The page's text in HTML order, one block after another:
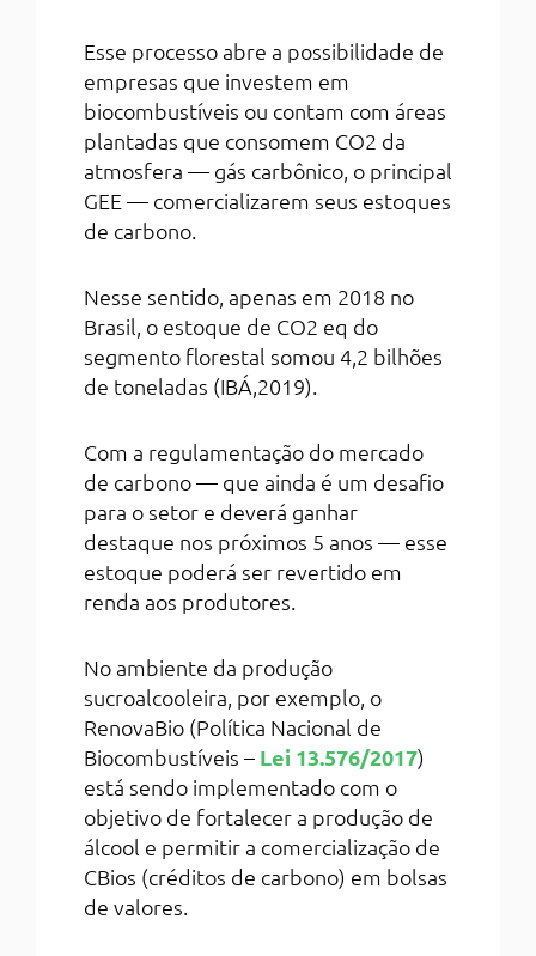
Esse processo abre a possibilidade de
empresas que investem em
biocombustíveis ou contam com áreas
plantadas que consomem CO2 da
atmosfera — gás carbônico, o principal
GEE — comercializarem seus estoques
de carbono.
Nesse sentido, apenas em 2018 no
Brasil, o estoque de CO2 eq do
segmento florestal somou 4,2 bilhões
de toneladas (IBÁ,2019).
Com a regulamentação do mercado
de carbono — que ainda é um desafio
para o setor e deverá ganhar
destaque nos próximos 5 anos — esse
estoque poderá ser revertido em
renda aos produtores.
No ambiente da produção
sucroalcooleira, por exemplo, o
RenovaBio (Política Nacional de
Biocombustíveis – Lei 13.576/2017)
está sendo implementado com o
objetivo de fortalecer a produção de
álcool e permitir a comercialização de
CBios (créditos de carbono) em bolsas
de valores.